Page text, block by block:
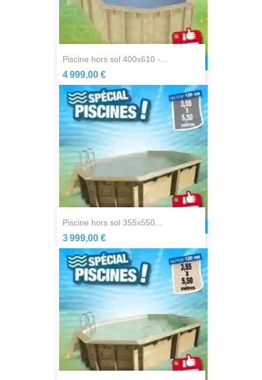
piscine hors sol 400x610 -...
4 999,00 €
piscine hors sol 355x550...
3 999,00 €